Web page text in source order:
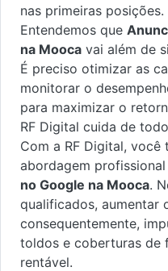
nas primeiras posições.
Entendemos que
na Mooca vai além de
É preciso otimizar as
monitorar o
para maximizar o
RF Digital cuida de
Com a RF Digital, você
abordagem profissional
no Google na Mooca.
qualificados, aumentar
consequentemente,
toldos e coberturas de
rentável.